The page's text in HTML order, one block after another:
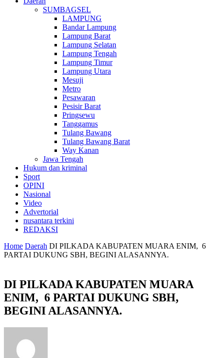
SUMBAGSEL
LAMPUNG
Bandar Lampung
Lampung Barat
Lampung Selatan
Lampung Tengah
Lampung Timur
Lampung Utara
Mesuji
Metro
Pesawaran
Pesisir Barat
Pringsewu
Tanggamus
Tulang Bawang
Tulang Bawang Barat
Way Kanan
Jawa Tengah
Hukum dan kriminal
Sport
OPINI
Nasional
Video
Advertorial
nusantara terkini
REDAKSI
Home Daerah DI PILKADA KABUPATEN MUARA ENIM, 6
PARTAI DUKUNG SBH, BEGINI ALASANNYA.
DI PILKADA KABUPATEN MUARA
ENIM, 6 PARTAI DUKUNG SBH,
BEGINI ALASANNYA.